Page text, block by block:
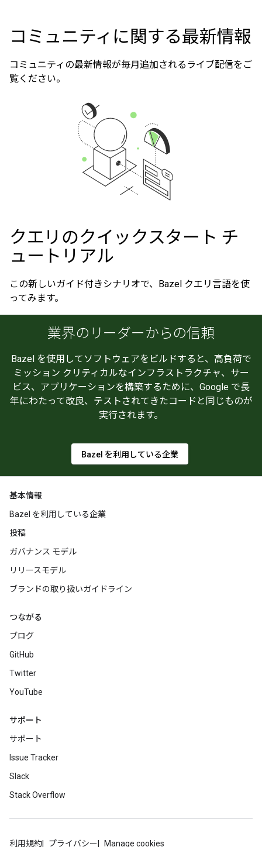
コミュニティに関する最新情報
コミュニティの最新情報が毎月追加されるライブ配信をご
覧ください。
クエリのクイックスタート チ
ュートリアル
この新しいガイド付きシナリオで、Bazel クエリ言語を使
ってみます。
業界のリーダーからの信頼
Bazel を使用してソフトウェアをビルドすると、高負荷で
ミッション クリティカルなインフラストラクチャ、サー
ビス、アプリケーションを構築するために、Google で長
年にわたって改良、テストされてきたコードと同じものが
実行されます。
Bazel を利用している企業
基本情報
Bazel を利用している企業
投稿
ガバナンス モデル
リリースモデル
ブランドの取り扱いガイドライン
つながる
ブログ
GitHub
Twitter
YouTube
サポート
サポート
Issue Tracker
Slack
Stack Overflow
利用規約 プライバシー Manage cookies